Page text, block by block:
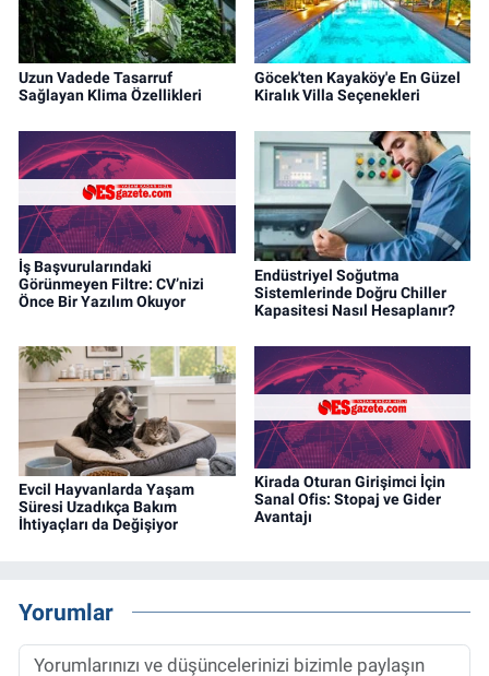
Uzun Vadede Tasarruf
Sağlayan Klima Özellikleri
Göcek'ten Kayaköy'e En Güzel
Kiralık Villa Seçenekleri
İş Başvurularındaki
Görünmeyen Filtre: CV’nizi
Önce Bir Yazılım Okuyor
Endüstriyel Soğutma
Sistemlerinde Doğru Chiller
Kapasitesi Nasıl Hesaplanır?
Evcil Hayvanlarda Yaşam
Süresi Uzadıkça Bakım
İhtiyaçları da Değişiyor
Kirada Oturan Girişimci İçin
Sanal Ofis: Stopaj ve Gider
Avantajı
Yorumlar